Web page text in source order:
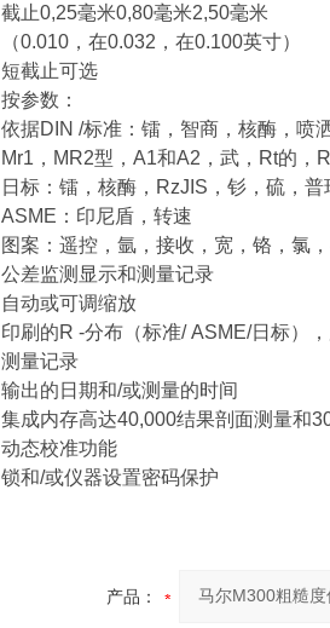
截止0,25毫米0,80毫米2,50毫米
（0.010，在0.032，在0.100英寸）
短截止可选
按参数：
依据DIN /标准：镭，智商，核酶，喷
Mr1，MR2型，A1和A2，武，Rt的，
日标：镭，核酶，RzJIS，钐，硫，普
ASME：印尼盾，转速
图案：遥控，氩，接收，宽，铬，氯
公差监测显示和测量记录
自动或可调缩放
印刷的R -分布（标准/ ASME/日标），
测量记录
输出的日期和/或测量的时间
集成内存高达40,000结果剖面测量和
动态校准功能
锁和/或仪器设置密码保护
产品：